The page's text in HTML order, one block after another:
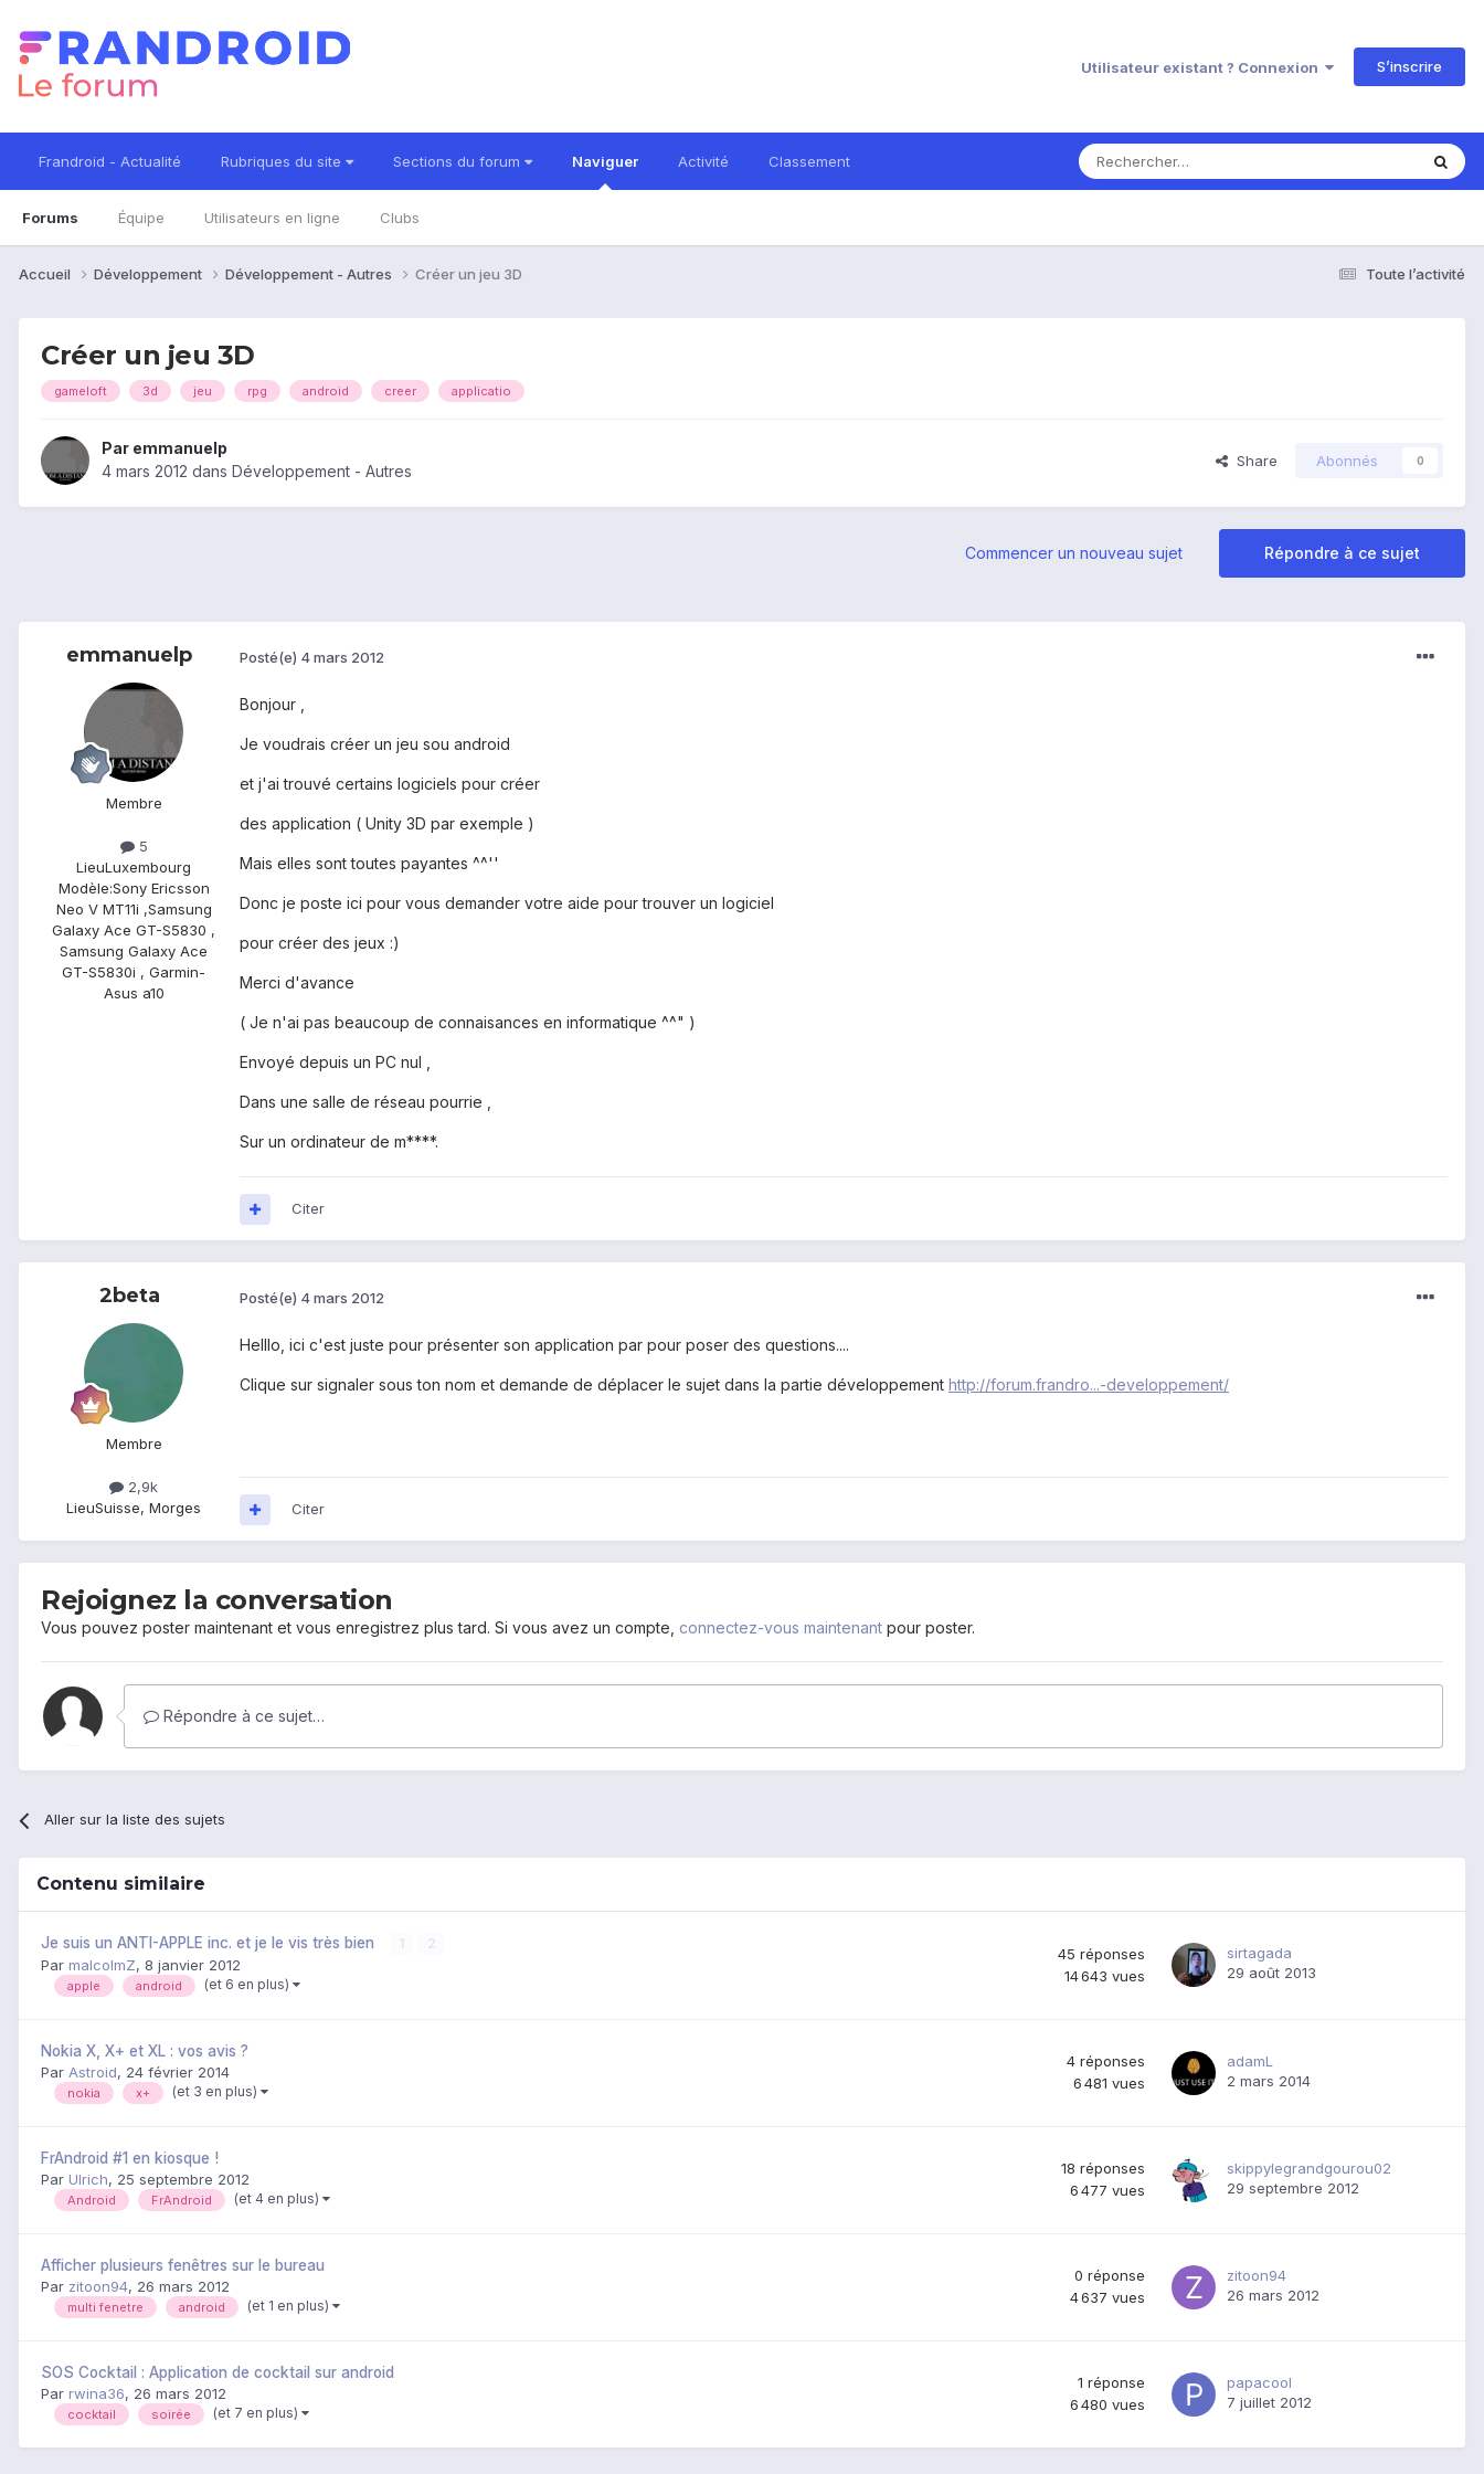
Utilisateur existant ? Connexion S’inscrire
Frandroid - Actualité Rubriques du site Sections du forum Naviguer
Forums Équipe Utilisateurs en ligne Clubs
Activité Classement
Toute l’activité
Accueil Développement Développement - Autres Créer un jeu 3D
Créer un jeu 3D
gameloft 3d jeu rpg android creer applicatio
Par emmanuelp
4 mars 2012 dans Développement - Autres
Share Abonnés 0
Répondre à ce sujet
Commencer un nouveau sujet
emmanuelp
Membre
5
LieuLuxembourg
Modèle:Sony Ericsson
Neo V MT11i ,Samsung
Galaxy Ace GT-S5830 ,
Samsung Galaxy Ace
GT-S5830i , Garmin-
Asus a10
Posté(e) 4 mars 2012
Bonjour ,
Je voudrais créer un jeu sou android
et j'ai trouvé certains logiciels pour créer
des application ( Unity 3D par exemple )
Mais elles sont toutes payantes ^^''
Donc je poste ici pour vous demander votre aide pour trouver un logiciel
pour créer des jeux :)
Merci d'avance
( Je n'ai pas beaucoup de connaisances en informatique ^^" )
Envoyé depuis un PC nul ,
Dans une salle de réseau pourrie ,
Sur un ordinateur de m****.
Citer
2beta
Membre
2,9k
LieuSuisse, Morges
Posté(e) 4 mars 2012
Helllo, ici c'est juste pour présenter son application par pour poser des questions....
Clique sur signaler sous ton nom et demande de déplacer le sujet dans la partie développement http://forum.frandro...-developpement/
Citer
Rejoignez la conversation
Vous pouvez poster maintenant et vous enregistrez plus tard. Si vous avez un compte, connectez-vous maintenant pour poster.
Répondre à ce sujet…
Aller sur la liste des sujets
Contenu similaire
Je suis un ANTI-APPLE inc. et je le vis très bien
Par malcolmZ, 8 janvier 2012
apple android (et 6 en plus)
45 réponses
14 643 vues
sirtagada
29 août 2013
Nokia X, X+ et XL : vos avis ?
Par Astroid, 24 février 2014
nokia x+ (et 3 en plus)
4 réponses
6 481 vues
adamL
2 mars 2014
FrAndroid #1 en kiosque !
Par Ulrich, 25 septembre 2012
Android FrAndroid (et 4 en plus)
18 réponses
6 477 vues
skippylegrandgourou02
29 septembre 2012
Afficher plusieurs fenêtres sur le bureau
Par zitoon94, 26 mars 2012
multi fenetre android (et 1 en plus)
0 réponse
4 637 vues
zitoon94
26 mars 2012
SOS Cocktail : Application de cocktail sur android
Par rwina36, 26 mars 2012
cocktail soirée (et 7 en plus)
1 réponse
6 480 vues
papacool
7 juillet 2012